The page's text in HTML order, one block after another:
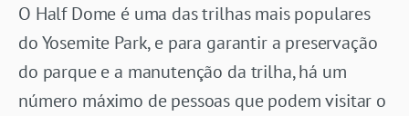
O Half Dome é uma das trilhas mais populares
do Yosemite Park, e para garantir a preservação
do parque e a manutenção da trilha, há um
número máximo de pessoas que podem visitar o